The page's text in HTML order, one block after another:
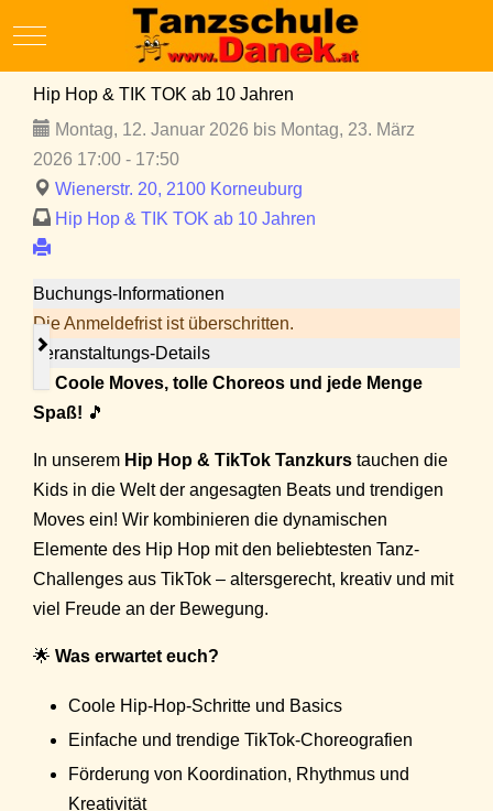
Mobile Menu Toggle
Hip Hop & TIK TOK ab 10 Jahren
Montag, 12. Januar 2026 bis Montag, 23. März
2026 17:00 - 17:50
Wienerstr. 20, 2100 Korneuburg
Hip Hop & TIK TOK ab 10 Jahren
Buchungs-Informationen
Die Anmeldefrist ist überschritten.
Veranstaltungs-Details
Coole Moves, tolle Choreos und jede Menge
Spaß! 🎵
In unserem Hip Hop & TikTok Tanzkurs tauchen die
Kids in die Welt der angesagten Beats und trendigen
Moves ein! Wir kombinieren die dynamischen
Elemente des Hip Hop mit den beliebtesten Tanz-
Challenges aus TikTok – altersgerecht, kreativ und mit
viel Freude an der Bewegung.
🌟 Was erwartet euch?
Coole Hip-Hop-Schritte und Basics
Einfache und trendige TikTok-Choreografien
Förderung von Koordination, Rhythmus und
Kreativität